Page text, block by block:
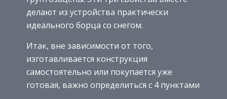
делают из устройства практически
идеального борца со снегом.
Итак, вне зависимости от того,
изготавливается конструкция
самостоятельно или покупается уже
готовая, важно определиться с 4 пунктами